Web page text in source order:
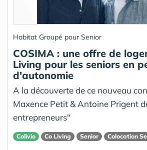
Habitat Groupé pour Senior
COSIMA : une offre de
Living pour les seniors en
d'autonomie
A la découverte de ce nouveau
Maxence Petit & Antoine Prigent
entrepreneurs"
Colivio Co Living Senior Colocation